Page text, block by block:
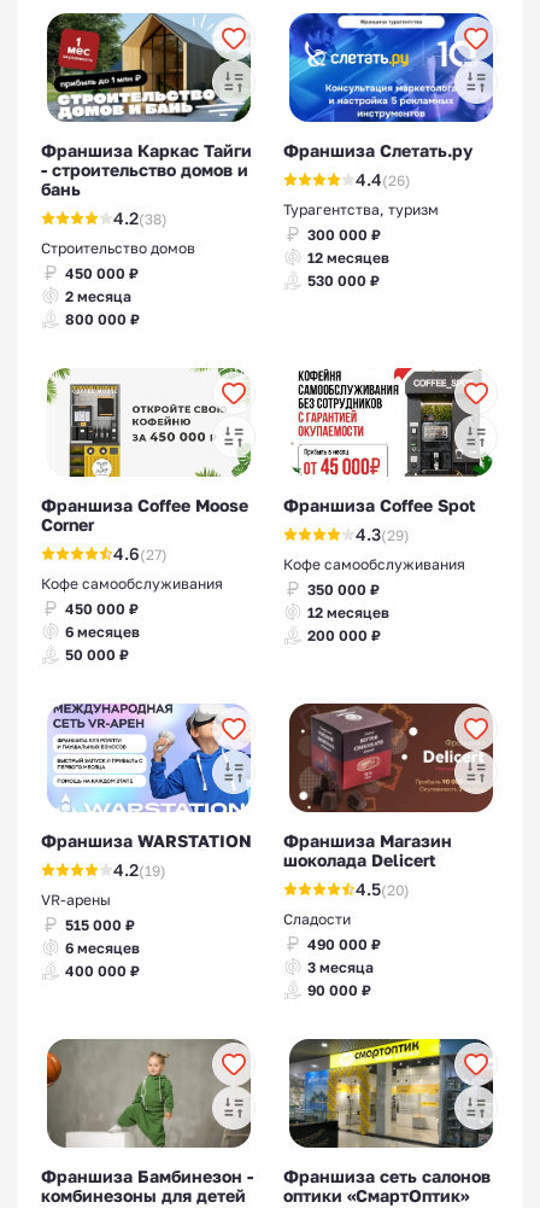
грамотности
Франшизы склада
индивидуального хранения
Франшизы веревочных
парков
Франшизы натяжных
потолков
Популярные франшизы
Франшиза Каркас Тайги
- строительство домов и
бань
4.2(38)
Строительство домов
450 000 ₽
2 месяца
800 000 ₽
Франшиза Слетать.ру
4.4(26)
Турагентства, туризм
300 000 ₽
12 месяцев
530 000 ₽
Франшиза Coffee Moose
Corner
4.6(27)
Кофе самообслуживания
450 000 ₽
6 месяцев
50 000 ₽
Франшиза Coffee Spot
4.3(29)
Кофе самообслуживания
350 000 ₽
12 месяцев
200 000 ₽
Франшиза WARSTATION
4.2(19)
VR-арены
515 000 ₽
6 месяцев
400 000 ₽
Франшиза Магазин
шоколада Delicert
4.5(20)
Сладости
490 000 ₽
3 месяца
90 000 ₽
Франшиза Бамбинезон -
комбинезоны для детей
Франшиза сеть салонов
оптики «СмартОптик»